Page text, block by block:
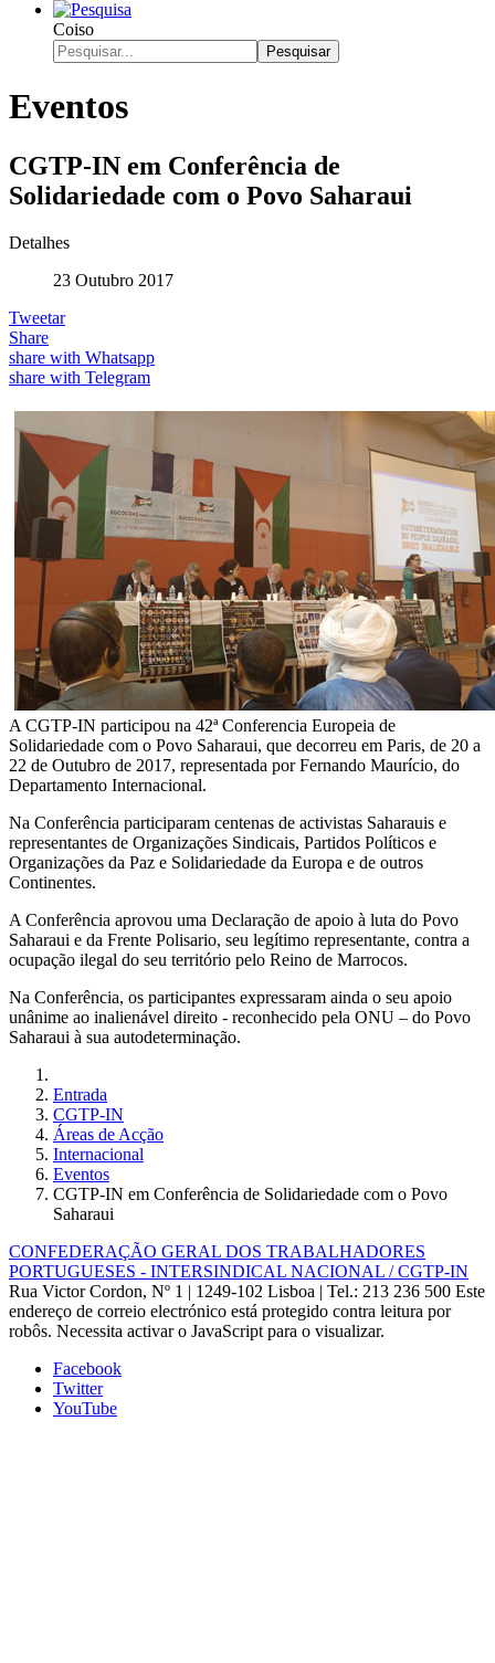
Coiso
Pesquisar
Eventos
CGTP-IN em Conferência de
Solidariedade com o Povo Saharaui
Detalhes
23 Outubro 2017
Tweetar
Share
share with Whatsapp
share with Telegram
A CGTP-IN participou na 42ª Conferencia Europeia de
Solidariedade com o Povo Saharaui, que decorreu em Paris, de 20 a
22 de Outubro de 2017, representada por Fernando Maurício, do
Departamento Internacional.
Na Conferência participaram centenas de activistas Saharauis e
representantes de Organizações Sindicais, Partidos Políticos e
Organizações da Paz e Solidariedade da Europa e de outros
Continentes.
A Conferência aprovou uma Declaração de apoio à luta do Povo
Saharaui e da Frente Polisario, seu legítimo representante, contra a
ocupação ilegal do seu território pelo Reino de Marrocos.
Na Conferência, os participantes expressaram ainda o seu apoio
unânime ao inalienável direito - reconhecido pela ONU – do Povo
Saharaui à sua autodeterminação.
Entrada
CGTP-IN
Áreas de Acção
Internacional
Eventos
CGTP-IN em Conferência de Solidariedade com o Povo
Saharaui
CONFEDERAÇÃO GERAL DOS TRABALHADORES
PORTUGUESES - INTERSINDICAL NACIONAL / CGTP-IN
Rua Victor Cordon, Nº 1 | 1249-102 Lisboa | Tel.: 213 236 500 Este
endereço de correio electrónico está protegido contra leitura por
robôs. Necessita activar o JavaScript para o visualizar.
Facebook
Twitter
YouTube